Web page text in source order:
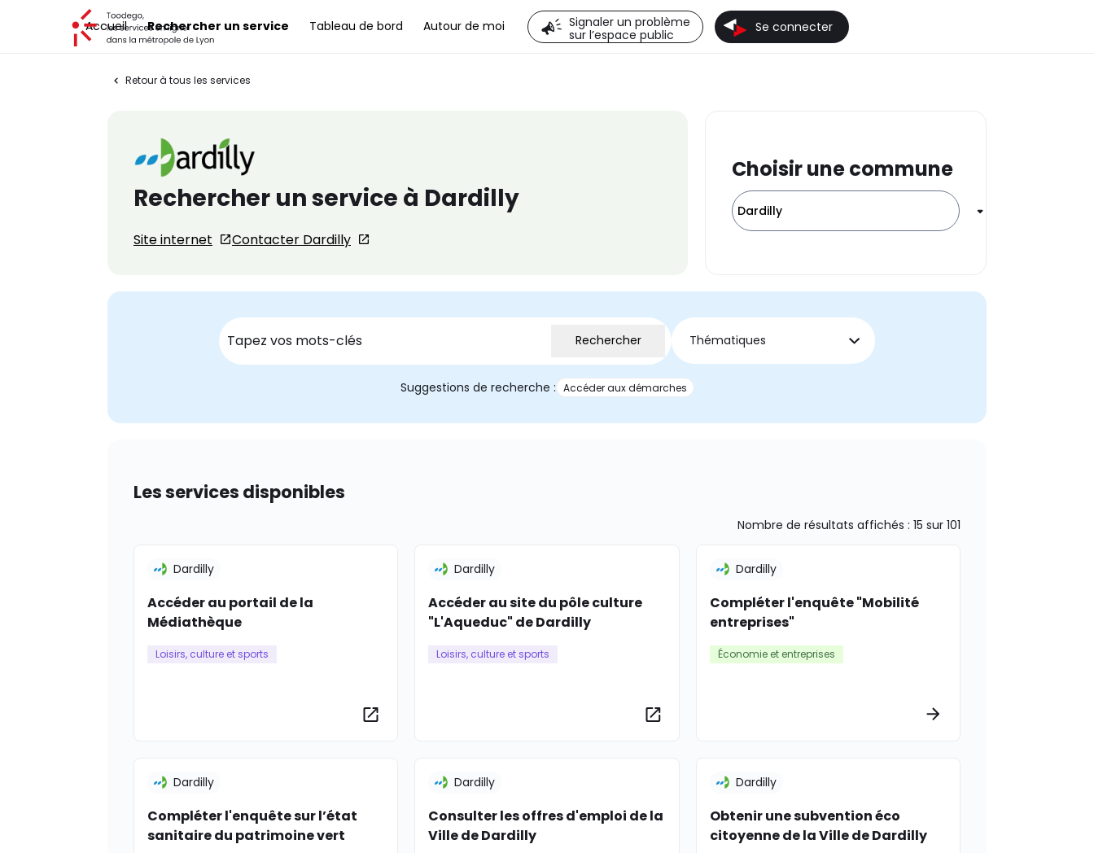
Accueil Rechercher un service Tableau de bord Autour de moi
Signaler un problème
sur l’espace public
Se connecter
Retour à tous les services
Rechercher un service à Dardilly
Site internet Contacter Dardilly
Choisir une commune
Dardilly
Recherche Rechercher Thématiques
Suggestions de recherche : Accéder aux démarches
Les services disponibles
Nombre de résultats affichés : 15 sur 101
Accéder au portail de la
Médiathèque
Dardilly
Loisirs, culture et sports
Accéder au site du pôle culture
"L'Aqueduc" de Dardilly
Dardilly
Loisirs, culture et sports
Compléter l'enquête "Mobilité
entreprises"
Dardilly
Économie et entreprises
Compléter l'enquête sur l’état
sanitaire du patrimoine vert
Dardilly
Consulter les offres d'emploi de la
Ville de Dardilly
Dardilly
Obtenir une subvention éco
citoyenne de la Ville de Dardilly
Dardilly